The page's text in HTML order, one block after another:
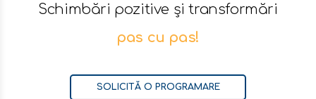
Schimbări pozitive și transformări
pas cu pas!
SOLICITĂ O PROGRAMARE